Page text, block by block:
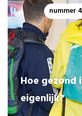
nummer 4
Hoe gezond
eigenlijk?